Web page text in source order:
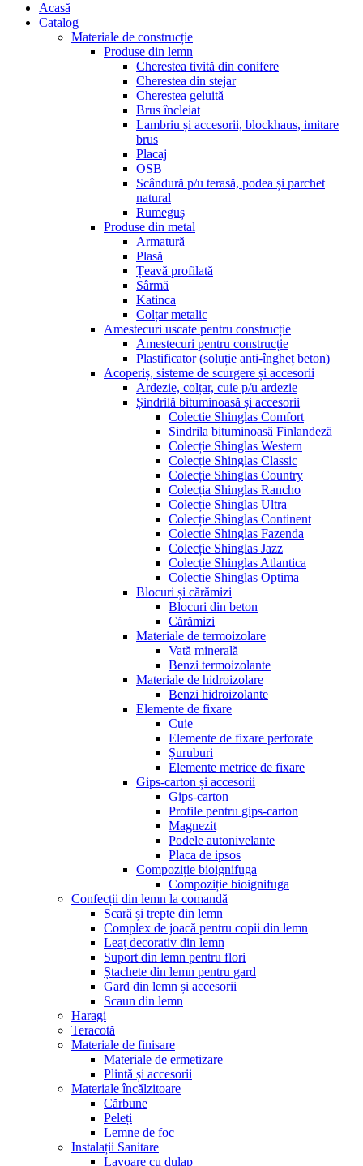
Acasă
Catalog
Materiale de construcție
Produse din lemn
Cherestea tivită din conifere
Cherestea din stejar
Cherestea geluită
Brus încleiat
Lambriu și accesorii, blockhaus, imitare
brus
Placaj
OSB
Scândură p/u terasă, podea și parchet
natural
Rumeguș
Produse din metal
Armatură
Plasă
Țeavă profilată
Sârmă
Katinca
Colțar metalic
Amestecuri uscate pentru construcție
Amestecuri pentru construcție
Plastificator (soluție anti-îngheț beton)
Acoperiș, sisteme de scurgere și accesorii
Ardezie, colțar, cuie p/u ardezie
Șindrilă bituminoasă și accesorii
Colectie Shinglas Comfort
Sindrila bituminoasă Finlandeză
Colecție Shinglas Western
Colecție Shinglas Classic
Colecție Shinglas Country
Colecția Shinglas Rancho
Colecție Shinglas Ultra
Colecție Shinglas Continent
Colectie Shinglas Fazenda
Colecție Shinglas Jazz
Colecție Shinglas Atlantica
Colectie Shinglas Optima
Blocuri și cărămizi
Blocuri din beton
Cărămizi
Materiale de termoizolare
Vată minerală
Benzi termoizolante
Materiale de hidroizolare
Benzi hidroizolante
Elemente de fixare
Cuie
Elemente de fixare perforate
Șuruburi
Elemente metrice de fixare
Gips-carton și accesorii
Gips-carton
Profile pentru gips-carton
Magnezit
Podele autonivelante
Placa de ipsos
Compoziție bioignifuga
Compoziție bioignifuga
Confecții din lemn la comandă
Scară și trepte din lemn
Complex de joacă pentru copii din lemn
Leaț decorativ din lemn
Suport din lemn pentru flori
Ștachete din lemn pentru gard
Gard din lemn și accesorii
Scaun din lemn
Haragi
Teracotă
Materiale de finisare
Materiale de ermetizare
Plintă și accesorii
Materiale încălzitoare
Cărbune
Peleți
Lemne de foc
Instalații Sanitare
Lavoare cu dulap